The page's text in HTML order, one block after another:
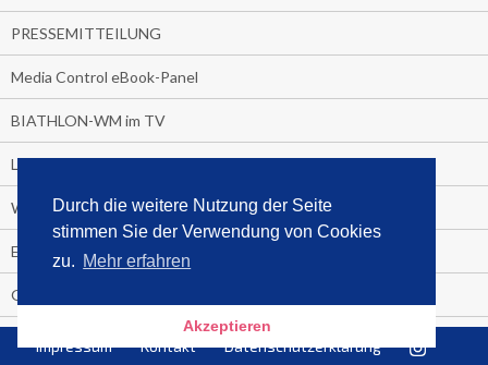
Durch die weitere Nutzung der Seite
stimmen Sie der Verwendung von Cookies
zu. Mehr erfahren
Akzeptieren
PRESSEMITTEILUNG
Media Control eBook-Panel
BIATHLON-WM im TV
Lagerfelds N°5
Wer schaut täglich fast sieben Stunden Fernsehen?
Es Pilchert allerorten
Geheime Promi-Bücher-Bestenliste
Impressum Kontakt Datenschutzerklärung